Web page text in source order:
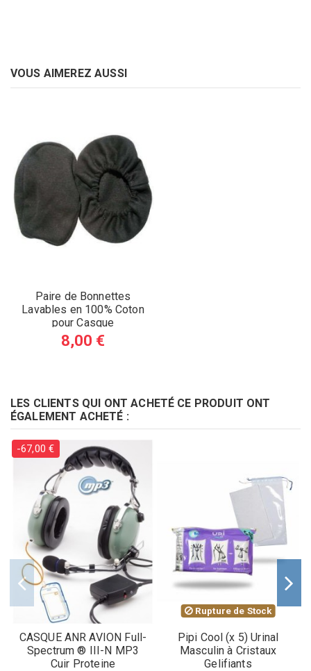
VOUS AIMEREZ AUSSI
Paire de Bonnettes
Lavables en 100% Coton
pour Casque
8,00 €
LES CLIENTS QUI ONT ACHETÉ CE PRODUIT ONT
ÉGALEMENT ACHETÉ :
-67,00 €
CASQUE ANR AVION Full-
Spectrum ® III-N MP3
Cuir Proteine
Rupture de Stock
Pipi Cool (x 5) Urinal
Masculin à Cristaux
Gelifiants